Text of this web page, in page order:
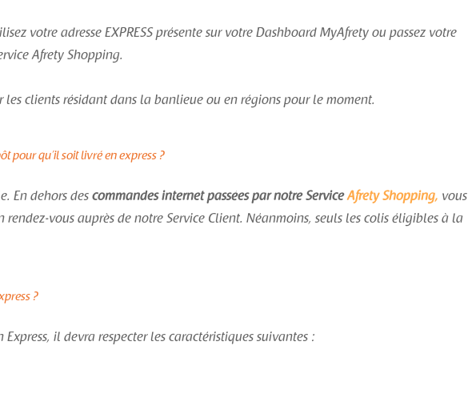
votre adresse EXPRESS présente sur votre Dashboard MyAfrety ou passez votre
Afrety Shopping.
les clients résidant dans la banlieue ou en régions pour le moment.
pour qu’il soit livré en express ?
En dehors des commandes internet passées par notre ServiceAfrety Shopping, vous
vous auprès de notre Service Client. Néanmoins, seuls les colis éligibles à la
?
il devra respecter les caractéristiques suivantes :